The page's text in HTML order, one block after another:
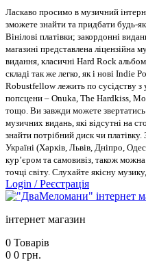
Ласкаво просимо в музичний
зможете знайти та придбати будь-
Вінілові платівки; закордонні
магазині представлена ліцензійна
видання, класичні Hard Rock
складі так же легко, як і нові Indie
Robustfellow лежить по сусідству з
попсцени – Onuka, The Hardkiss,
тощо. Ви завжди можете
музичних видань, які відсутні на
знайти потрібний диск чи
Україні (Харків, Львів, Дніпро,
кур’єром та самовивіз, також
точці світу. Слухайте якісну
Login /Реєстрація
інтернет магазин
0 Товарів
0 0 грн.